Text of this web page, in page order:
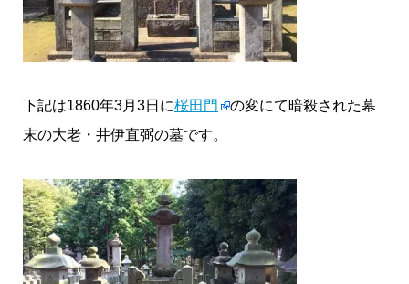
下記は1860年3月3日に桜田門
の変にて暗殺された幕
末の大老・井伊直弼の墓です。